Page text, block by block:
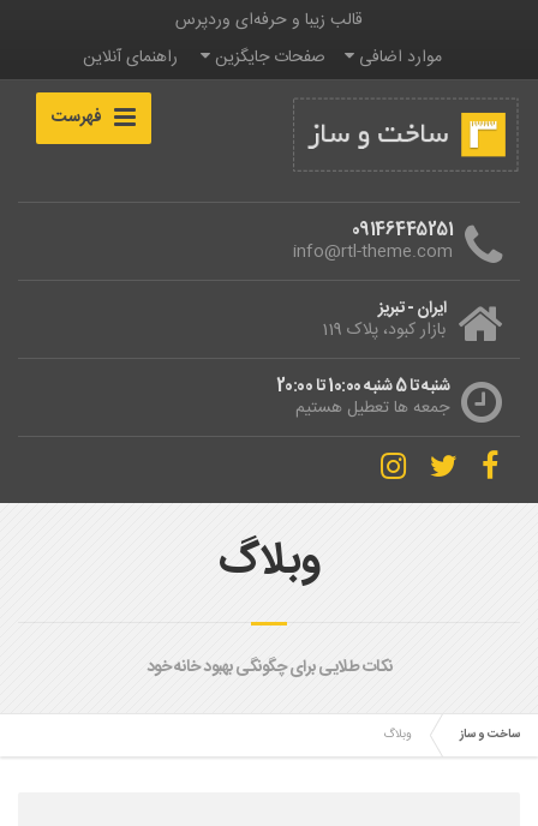
قالب زیبا و حرفه‌ای وردپرس
موارد اضافی
صفحات جایگزین راهنمای آنلاین
فهرست
09146445251
info@rtl-theme.com
ایران - تبریز
بازار کبود، پلاک 119
شنبه تا 5 شنبه 10:00 تا 20:00
جمعه ها تعطیل هستیم
وبلاگ
نکات طلایی برای چگونگی بهبود خانه خود
ساخت و ساز وبلاگ